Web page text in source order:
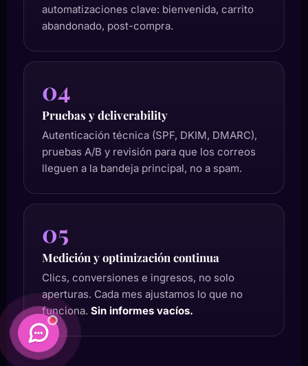
automatizaciones clave: bienvenida, carrito
abandonado, post-compra.
04
Pruebas y deliverability
Autenticación técnica (SPF, DKIM, DMARC),
pruebas A/B y revisión para que los correos
lleguen a la bandeja principal, no a spam.
05
Medición y optimización continua
Clics, conversiones e ingresos, no solo
aperturas. Cada mes ajustamos lo que no
funciona. Sin informes vacíos.